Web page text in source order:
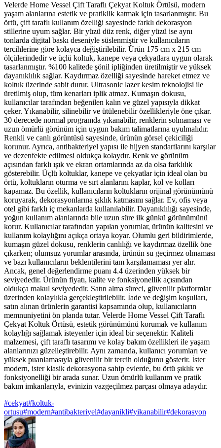
Velerde Home Vessel Çift Taraflı Çekyat Koltuk Örtüsü, modern
yaşam alanlarına estetik ve pratiklik katmak için tasarlanmıştır. Bu
örtü, çift taraflı kullanım özelliği sayesinde farklı dekorasyon
stillerine uyum sağlar. Bir yüzü düz renk, diğer yüzü ise aynı
tonlarda digital baskı deseniyle süslenmiştir ve kullanıcıların
tercihlerine göre kolayca değiştirilebilir. Ürün 175 cm x 215 cm
ölçülerindedir ve üçlü koltuk, kanepe veya çekyatlara uygun olarak
tasarlanmıştır. %100 kalitede şönil ipliğinden üretilmiştir ve yüksek
dayanıklılık sağlar. Kaydırmaz özelliği sayesinde hareket etmez ve
koltuk üzerinde sabit durur. Ultrasonic lazer kesim teknolojisi ile
üretilmiş olup, tüm kenarları iplik atmaz. Kumaşın dokusu,
kullanıcılar tarafından beğenilen kalın ve güzel yapısıyla dikkat
çeker. Yıkanabilir, silinebilir ve ütülenebilir özellikleriyle öne çıkar.
30 derecede normal programda yıkanabilir, renklerin solmaması ve
uzun ömürlü görünüm için uygun bakım talimatlarına uyulmalıdır.
Renkli ve canlı görüntüsü sayesinde, ürünün görsel çekiciliği
korunur. Ayrıca, antibakteriyel yapısı ile hijyen standartlarını karşılar
ve dezenfekte edilmesi oldukça kolaydır. Renk ve görünüm
açısından farklı ışık ve ekran ortamlarında az da olsa farklılık
gösterebilir. Üçlü koltuklar, kanepe ve çekyatlar için ideal olan bu
örtü, koltukların oturma ve sırt alanlarını kaplar, kol ve kolları
kapamaz. Bu özellik, kullanıcıların koltukların orijinal görünümünü
koruyarak, dekorasyonlarına şıklık katmasını sağlar. Ev, ofis veya
otel gibi farklı iç mekanlarda kullanılabilir. Dayanıklılığı sayesinde,
yoğun kullanım alanlarında bile uzun süre ilk günkü görünümünü
korur. Kullanıcılar tarafından yapılan yorumlar, ürünün kalitesini ve
kullanım kolaylığını açıkça ortaya koyar. Olumlu geri bildirimlerde,
kumaşın güzel dokusu, renklerin canlılığı ve kaydırmaz özellik öne
çıkarken; olumsuz yorumlar arasında, ürünün su geçirmez olmaması
ve bazı kullanıcıların beklentilerini tam karşılamaması yer alır.
Ancak, genel değerlendirme puanı 4.4 üzerinden yüksek bir
seviyededir. Ürünün fiyatı, kalite ve fonksiyonellik açısından
oldukça makul seviyededir. Satın alma süreci, güvenilir platformlar
üzerinden kolaylıkla gerçekleştirilebilir. İade ve değişim koşulları,
satın alınan ürünlerin garantisi kapsamında olup, kullanıcıların
memnuniyetini ön planda tutar. Velerde Home Vessel Çift Taraflı
Çekyat Koltuk Örtüsü, estetik görünümünü korumak ve kullanım
kolaylığı sağlamak isteyenler için ideal bir seçenektir. Kaliteli
malzemesi, çift taraflı tasarımı ve kolay bakım özellikleri ile yaşam
alanlarınızı güzelleştirebilir. Aynı zamanda, kullanıcı yorumları ve
yüksek puanlamasıyla güvenilir bir tercih olduğunu gösterir. İster
modern, ister klasik dekorasyona sahip evlerde, bu örtü şıklık ve
fonksiyonelliği bir arada sunar. Uzun ömürlü kullanım ve pratik
bakım imkanlarıyla, evinizin vazgeçilmez parçası olmaya adaydır.
#cekyat#koltuk-
ortusu#modern#antibakteriyel#dayanikli#yikanabilir#dekorasyon